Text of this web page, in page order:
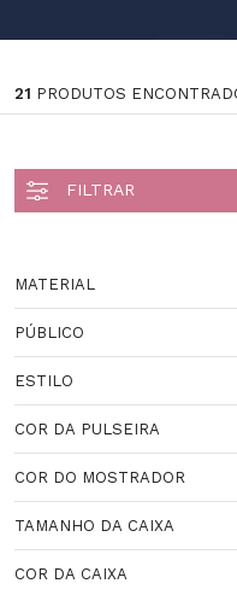
21 PRODUTOS
MATERIAL
PÚBLICO
ESTILO
COR DA PULSEIRA
COR DO MOSTRADOR
TAMANHO DA CAIXA
COR DA CAIXA